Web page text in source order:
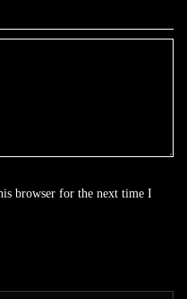
browser for the next time I